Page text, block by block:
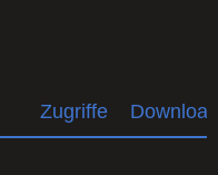
Zugriffe